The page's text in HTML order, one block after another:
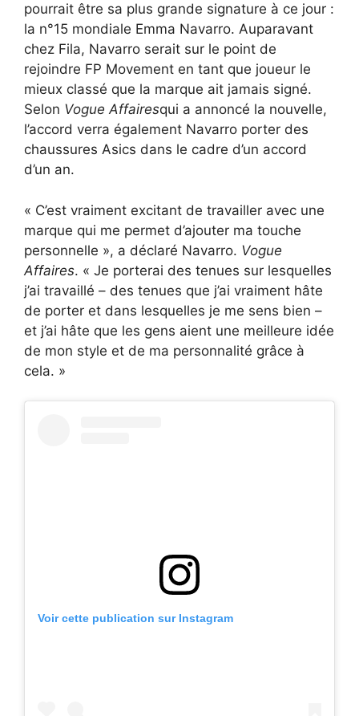
pourrait être sa plus grande signature à ce jour :
la n°15 mondiale Emma Navarro. Auparavant
chez Fila, Navarro serait sur le point de
rejoindre FP Movement en tant que joueur le
mieux classé que la marque ait jamais signé.
Selon Vogue Affairesqui a annoncé la nouvelle,
l’accord verra également Navarro porter des
chaussures Asics dans le cadre d’un accord
d’un an.
« C’est vraiment excitant de travailler avec une
marque qui me permet d’ajouter ma touche
personnelle », a déclaré Navarro. Vogue
Affaires. « Je porterai des tenues sur lesquelles
j’ai travaillé – des tenues que j’ai vraiment hâte
de porter et dans lesquelles je me sens bien –
et j’ai hâte que les gens aient une meilleure idée
de mon style et de ma personnalité grâce à
cela. »
Voir cette publication sur Instagram